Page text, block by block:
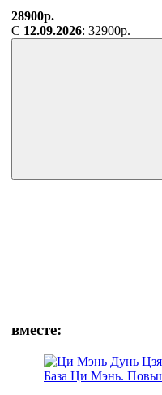
28900р.
С 12.09.2026: 32900р.
вместе: